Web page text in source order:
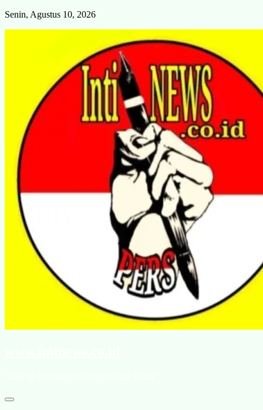
Skip
Senin, Agustus 10, 2026